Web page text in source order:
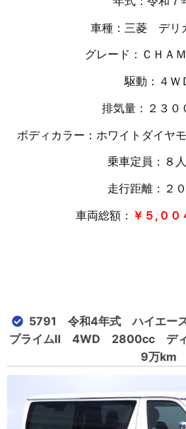
車種：三菱 デリ
グレード：ＣＨＡ
駆動：４Ｗ
排気量：２３０
ボディカラー：ホワイトダイヤ
乗車定員：８
走行距離：２０
車両総額： ￥５,００
5791 令和4年式 ハイエー
プライムⅡ 4WD 2800cc デ
9万km